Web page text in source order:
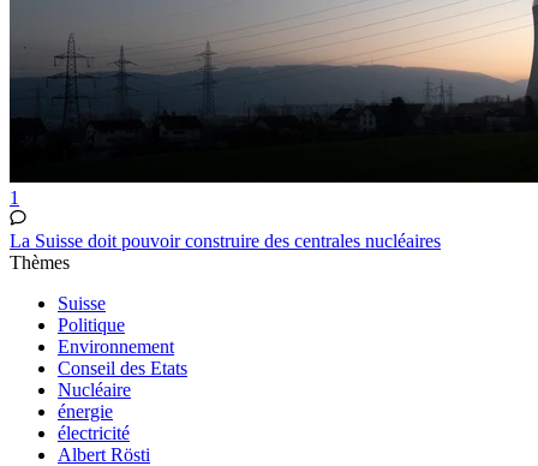
1
La Suisse doit pouvoir construire des centrales nucléaires
Thèmes
Suisse
Politique
Environnement
Conseil des Etats
Nucléaire
énergie
électricité
Albert Rösti